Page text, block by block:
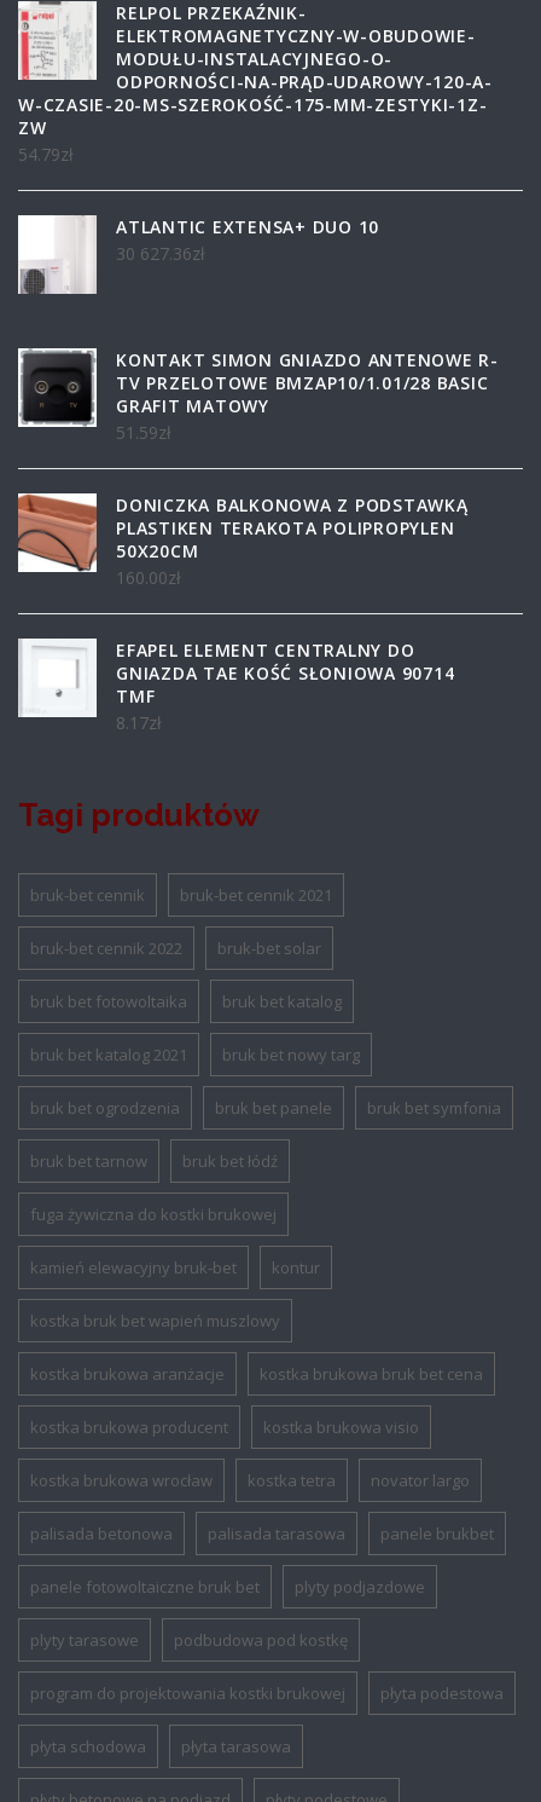
RELPOL PRZEKAŹNIK-
ELEKTROMAGNETYCZNY-W-OBUDOWIE-
MODUŁU-INSTALACYJNEGO-O-
ODPORNOŚCI-NA-PRĄD-UDAROWY-120-A-
W-CZASIE-20-MS-SZEROKOŚĆ-175-MM-ZESTYKI-1Z-
ZW
54.79zł
ATLANTIC EXTENSA+ DUO 10
30 627.36zł
KONTAKT SIMON GNIAZDO ANTENOWE R-
TV PRZELOTOWE BMZAP10/1.01/28 BASIC
GRAFIT MATOWY
51.59zł
DONICZKA BALKONOWA Z PODSTAWKĄ
PLASTIKEN TERAKOTA POLIPROPYLEN
50X20CM
160.00zł
EFAPEL ELEMENT CENTRALNY DO
GNIAZDA TAE KOŚĆ SŁONIOWA 90714
TMF
8.17zł
Tagi produktów
bruk-bet cennik bruk-bet cennik 2021
bruk-bet cennik 2022 bruk-bet solar
bruk bet fotowoltaika bruk bet katalog
bruk bet katalog 2021 bruk bet nowy targ
bruk bet ogrodzenia bruk bet panele bruk bet symfonia
bruk bet tarnow bruk bet łódź
fuga żywiczna do kostki brukowej
kamień elewacyjny bruk-bet kontur
kostka bruk bet wapień muszlowy
kostka brukowa aranżacje kostka brukowa bruk bet cena
kostka brukowa producent kostka brukowa visio
kostka brukowa wrocław kostka tetra novator largo
palisada betonowa palisada tarasowa panele brukbet
panele fotowoltaiczne bruk bet plyty podjazdowe
plyty tarasowe podbudowa pod kostkę
program do projektowania kostki brukowej płyta podestowa
płyta schodowa płyta tarasowa